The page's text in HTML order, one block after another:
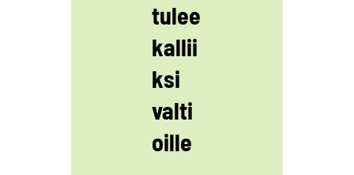
tulee
kallii
ksi
valti
oille